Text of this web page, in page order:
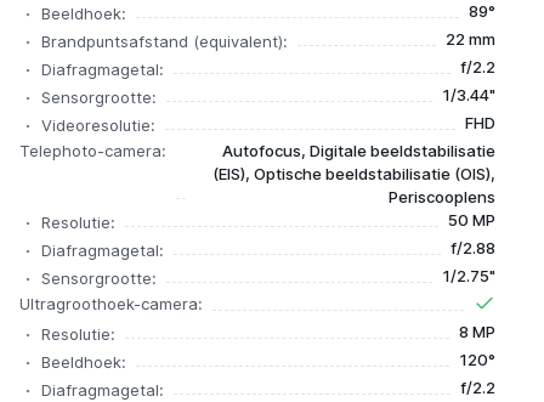
Beeldhoek:
89°
Brandpuntsafstand (equivalent):
22 mm
Diafragmagetal:
f/2.2
Sensorgrootte:
1/3.44"
Videoresolutie:
FHD
Telephoto-camera:
Autofocus, Digitale beeldstabilisatie
(EIS), Optische beeldstabilisatie (OIS),
Periscooplens
Resolutie:
50 MP
Diafragmagetal:
f/2.88
Sensorgrootte:
1/2.75"
Ultragroothoek-camera:
Resolutie:
8 MP
Beeldhoek:
120°
Diafragmagetal:
f/2.2